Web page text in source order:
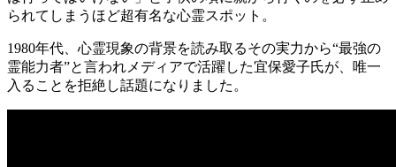
られてしまうほど超有名な心霊スポット。
1980年代、心霊現象の背景を読み取るその実力から“最強の
霊能力者”と言われメディアで活躍した宜保愛子氏が、唯一
入ることを拒絶し話題になりました。